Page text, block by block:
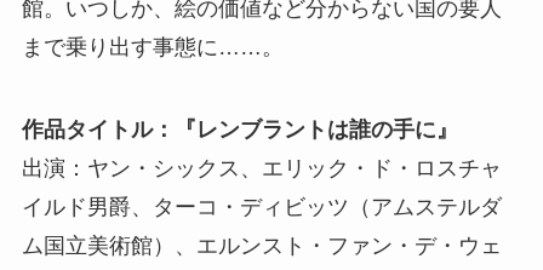
館。いつしか、絵の価値など分からない国の要人
まで乗り出す事態に……。
作品タイトル：『レンブラントは誰の手に』
出演：ヤン・シックス、エリック・ド・ロスチャ
イルド男爵、ターコ・ディビッツ（アムステルダ
ム国立美術館）、エルンスト・ファン・デ・ウェ